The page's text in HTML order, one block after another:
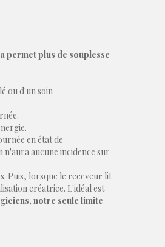
permet plus de souplesse
ou d'un soin
en état de
aucune incidence sur
Puis, lorsque le receveur lit
créatrice. L'idéal est
notre seule limite